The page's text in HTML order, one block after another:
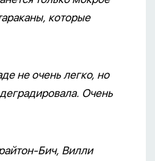
которые
не очень легко, но
Очень
Бич, Вилли